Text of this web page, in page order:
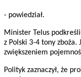
- powiedział.
Minister Telus
z Polski 3-4 tony zboża.
zwiększeniem
Polityk zaznaczył, że